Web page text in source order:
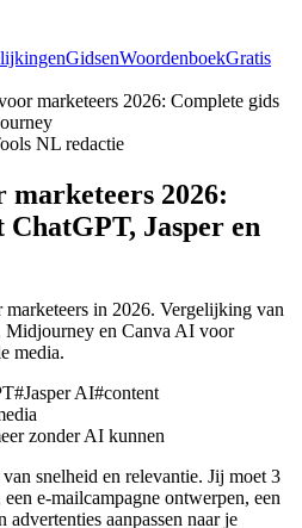
GidsenWoordenboekGratis
marketeers 2026: Complete gids
NL redactie
marketeers 2026:
ChatGPT, Jasper en
in 2026. Vergelijking van
Midjourney en Canva AI voor
media.
#Jasper AI#content
zonder AI kunnen
snelheid en relevantie. Jij moet 3
e-mailcampagne ontwerpen, een
aanpassen naar je